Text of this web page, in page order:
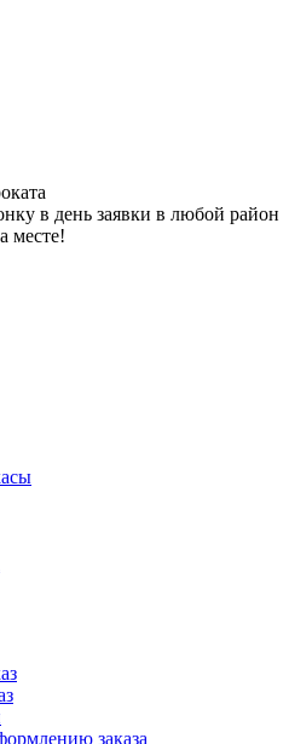
в день заявки в любой район
месте!
заказа